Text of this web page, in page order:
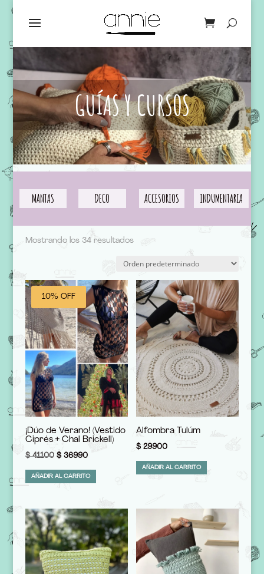
GUÍAS Y CURSOS
MANTAS DECO ACCESORIOS INDUMENTARIA
Mostrando los 34 resultados
10% OFF
¡Dúo de Verano! (Vestido
Ciprés + Chal Brickell)
$41100 El
precio
original
$ 41100.
$36990El
precio
$ 36990.
AÑADIR AL CARRITO
Alfombra Tulúm
$29900
AÑADIR AL CARRITO